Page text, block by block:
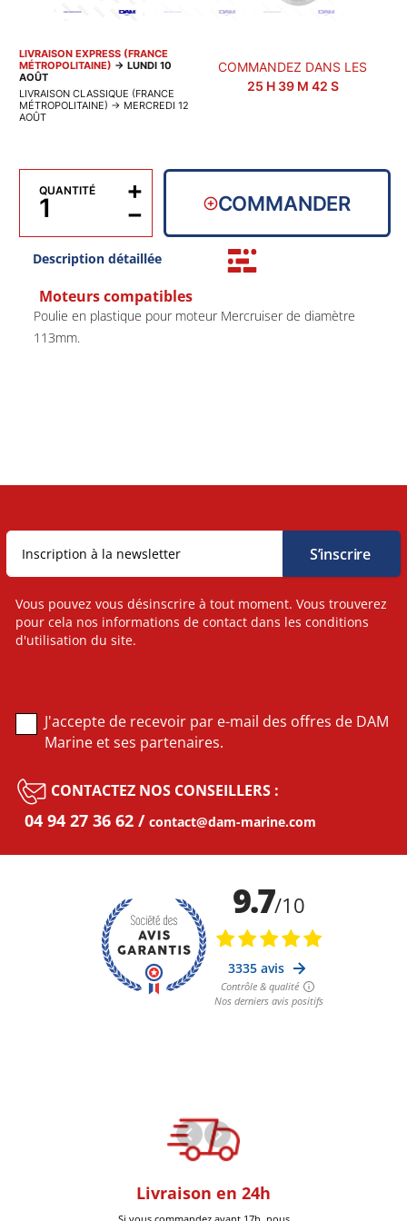
LIVRAISON EXPRESS (FRANCE
MÉTROPOLITAINE) → LUNDI 10
AOÛT
LIVRAISON CLASSIQUE (FRANCE
MÉTROPOLITAINE) → MERCREDI 12
AOÛT
COMMANDEZ DANS LES
25 H 39 M41S
QUANTITÉ
−
+ COMMANDER
Description détaillée
Moteurs compatibles
Poulie en plastique pour moteur Mercruiser de diamètre
113mm.
Livraison en 24h
Vous pouvez vous désinscrire à tout moment. Vous trouverez
pour cela nos informations de contact dans les conditions
d'utilisation du site.
J'accepte de recevoir par e-mail des offres de DAM
Marine et ses partenaires.
CONTACTEZ NOS CONSEILLERS :
04 94 27 36 62 contact@dam-marine.com